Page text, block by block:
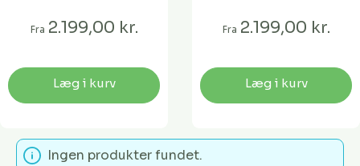
længder
Fra 2.199,00 kr.
Læg i kurv
længder
Fra 2.199,00 kr.
Læg i kurv
Ingen produkter fundet.